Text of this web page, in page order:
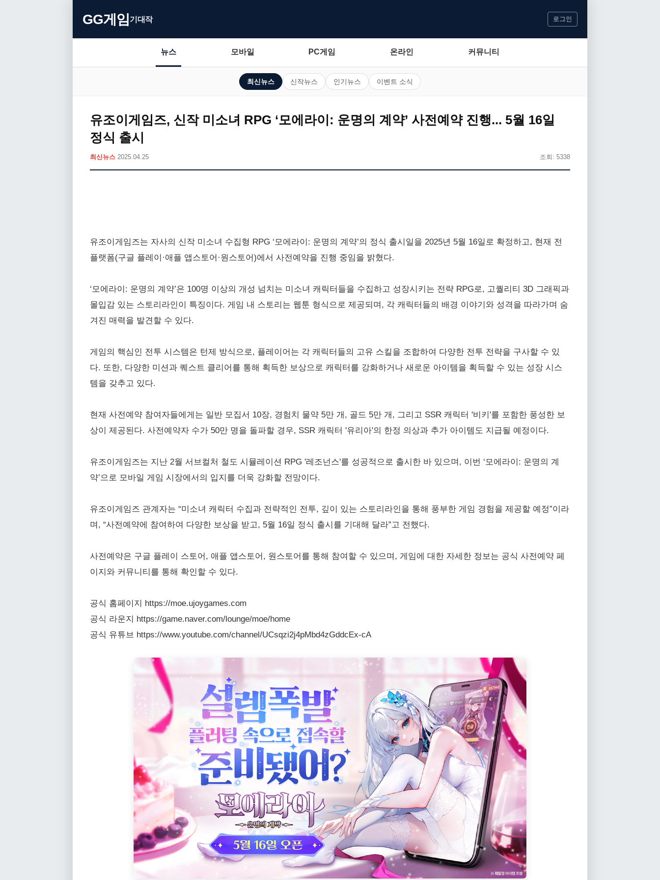
GG게임기대작 로그인
뉴스 모바일 PC게임 온라인 커뮤니티
최신뉴스 신작뉴스 인기뉴스 이벤트 소식
유조이게임즈, 신작 미소녀 RPG ‘모에라이: 운명의 계약’ 사전예약 진행... 5월 16일
정식 출시
최신뉴스 2025.04.25 조회: 5338
유조이게임즈는 자사의 신작 미소녀 수집형 RPG ‘모에라이: 운명의 계약’의 정식 출시일을 2025년 5월 16일로 확정하고, 현재 전
플랫폼(구글 플레이·애플 앱스토어·원스토어)에서 사전예약을 진행 중임을 밝혔다.
‘모에라이: 운명의 계약’은 100명 이상의 개성 넘치는 미소녀 캐릭터들을 수집하고 성장시키는 전략 RPG로, 고퀄리티 3D 그래픽과
몰입감 있는 스토리라인이 특징이다. 게임 내 스토리는 웹툰 형식으로 제공되며, 각 캐릭터들의 배경 이야기와 성격을 따라가며 숨
겨진 매력을 발견할 수 있다.
게임의 핵심인 전투 시스템은 턴제 방식으로, 플레이어는 각 캐릭터들의 고유 스킬을 조합하여 다양한 전투 전략을 구사할 수 있
다. 또한, 다양한 미션과 퀘스트 클리어를 통해 획득한 보상으로 캐릭터를 강화하거나 새로운 아이템을 획득할 수 있는 성장 시스
템을 갖추고 있다.
현재 사전예약 참여자들에게는 일반 모집서 10장, 경험치 물약 5만 개, 골드 5만 개, 그리고 SSR 캐릭터 '비키'를 포함한 풍성한 보
상이 제공된다. 사전예약자 수가 50만 명을 돌파할 경우, SSR 캐릭터 '유리아'의 한정 의상과 추가 아이템도 지급될 예정이다.
유조이게임즈는 지난 2월 서브컬처 철도 시뮬레이션 RPG '레조넌스'를 성공적으로 출시한 바 있으며, 이번 ‘모에라이: 운명의 계
약’으로 모바일 게임 시장에서의 입지를 더욱 강화할 전망이다.
유조이게임즈 관계자는 “미소녀 캐릭터 수집과 전략적인 전투, 깊이 있는 스토리라인을 통해 풍부한 게임 경험을 제공할 예정”이라
며, “사전예약에 참여하여 다양한 보상을 받고, 5월 16일 정식 출시를 기대해 달라”고 전했다.
사전예약은 구글 플레이 스토어, 애플 앱스토어, 원스토어를 통해 참여할 수 있으며, 게임에 대한 자세한 정보는 공식 사전예약 페
이지와 커뮤니티를 통해 확인할 수 있다.
공식 홈페이지 https://moe.ujoygames.com
공식 라운지 https://game.naver.com/lounge/moe/home
공식 유튜브 https://www.youtube.com/channel/UCsqzi2j4pMbd4zGddcEx-cA